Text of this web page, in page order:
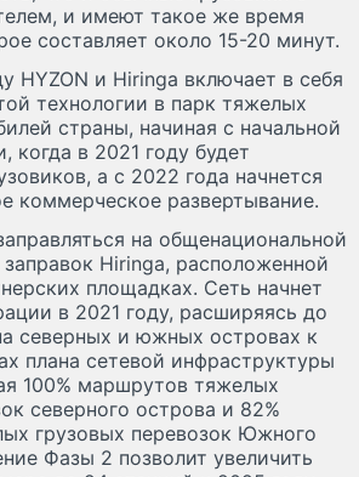
и имеют такое же время
составляет около 15-20 минут.
HYZON и Hiringa включает в себя
технологии в парк тяжелых
страны, начиная с начальной
когда в 2021 году будет
а с 2022 года начнется
коммерческое развертывание.
на общенациональной
Hiringa, расположенной
площадках. Сеть начнет
в 2021 году, расширяясь до
северных и южных островах к
плана сетевой инфраструктуры
100% маршрутов тяжелых
северного острова и 82%
грузовых перевозок Южного
Фазы 2 позволит увеличить